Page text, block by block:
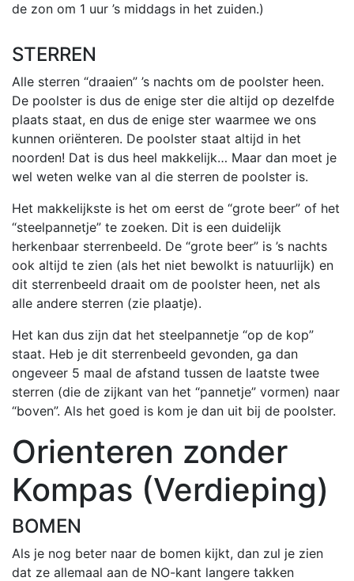
de zon om 1 uur ’s middags in het zuiden.)
STERREN
Alle sterren “draaien” ’s nachts om de poolster heen.
De poolster is dus de enige ster die altijd op dezelfde
plaats staat, en dus de enige ster waarmee we ons
kunnen oriënteren. De poolster staat altijd in het
noorden! Dat is dus heel makkelijk… Maar dan moet je
wel weten welke van al die sterren de poolster is.
Het makkelijkste is het om eerst de “grote beer” of het
“steelpannetje” te zoeken. Dit is een duidelijk
herkenbaar sterrenbeeld. De “grote beer” is ’s nachts
ook altijd te zien (als het niet bewolkt is natuurlijk) en
dit sterrenbeeld draait om de poolster heen, net als
alle andere sterren (zie plaatje).
Het kan dus zijn dat het steelpannetje “op de kop”
staat. Heb je dit sterrenbeeld gevonden, ga dan
ongeveer 5 maal de afstand tussen de laatste twee
sterren (die de zijkant van het “pannetje” vormen) naar
“boven”. Als het goed is kom je dan uit bij de poolster.
Orienteren zonder
Kompas (Verdieping)
BOMEN
Als je nog beter naar de bomen kijkt, dan zul je zien
dat ze allemaal aan de NO-kant langere takken